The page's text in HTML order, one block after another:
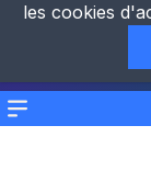
Menu
les cookies